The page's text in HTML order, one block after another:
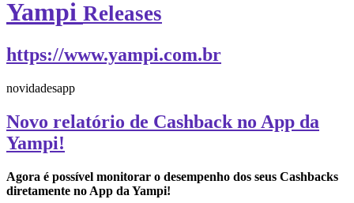
Yampi Releases
https://www.yampi.com.br
novidadesapp
Novo relatório de Cashback no App da
Yampi!
Agora é possível monitorar o desempenho dos seus Cashbacks
diretamente no App da Yampi!